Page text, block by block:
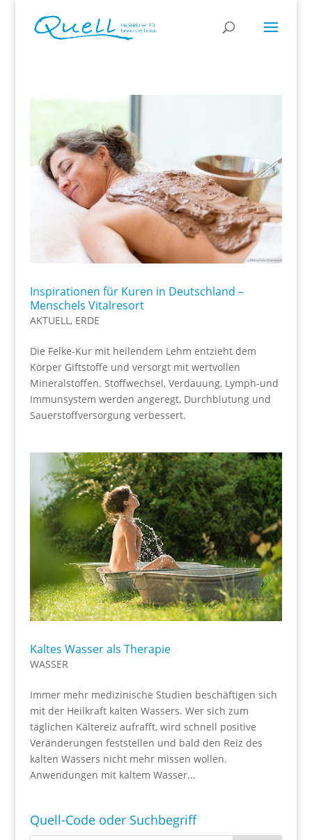
Inspirationen für Kuren in Deutschland –
Menschels Vitalresort
AKTUELL, ERDE
Die Felke-Kur mit heilendem Lehm entzieht dem
Körper Giftstoffe und versorgt mit wertvollen
Mineralstoffen. Stoffwechsel, Verdauung, Lymph-und
Immunsystem werden angeregt, Durchblutung und
Sauerstoffversorgung verbessert.
Kaltes Wasser als Therapie
WASSER
Immer mehr medizinische Studien beschäftigen sich
mit der Heilkraft kalten Wassers. Wer sich zum
täglichen Kältereiz aufrafft, wird schnell positive
Veränderungen feststellen und bald den Reiz des
kalten Wassers nicht mehr missen wollen.
Anwendungen mit kaltem Wasser...
Quell-Code oder Suchbegriff